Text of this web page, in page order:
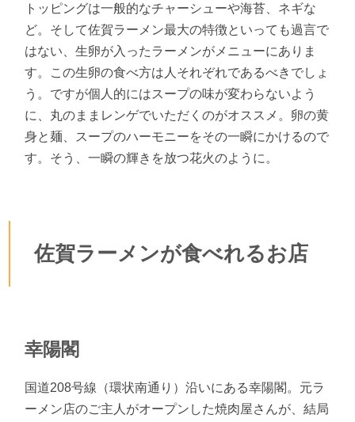
トッピングは一般的なチャーシューや海苔、ネギな
ど。そして佐賀ラーメン最大の特徴といっても過言で
はない、生卵が入ったラーメンがメニューにありま
す。この生卵の食べ方は人それぞれであるべきでしょ
う。ですが個人的にはスープの味が変わらないよう
に、丸のままレンゲでいただくのがオススメ。卵の黄
身と麺、スープのハーモニーをその一瞬にかけるので
す。そう、一瞬の輝きを放つ花火のように。
佐賀ラーメンが食べれるお店
幸陽閣
国道208号線（環状南通り）沿いにある幸陽閣。元ラ
ーメン店のご主人がオープンした焼肉屋さんが、結局